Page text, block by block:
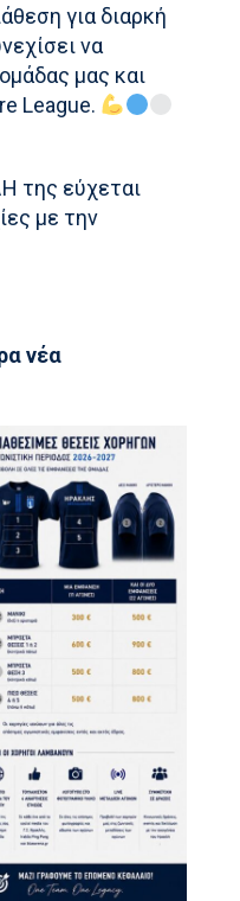
για διαρκή
να
μας και
League.
της εύχεται
με την
νέα